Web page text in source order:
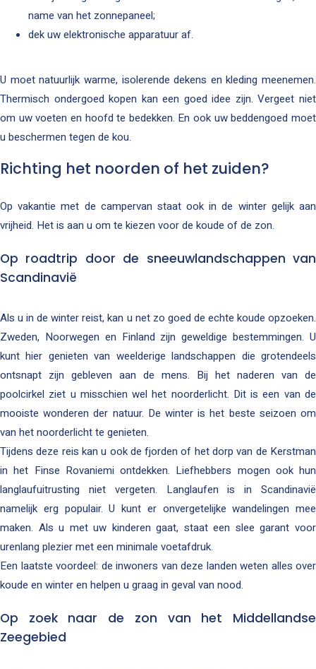
name van het zonnepaneel;
dek uw elektronische apparatuur af.
U moet natuurlijk warme, isolerende dekens en kleding meenemen.
Thermisch ondergoed kopen kan een goed idee zijn. Vergeet niet
om uw voeten en hoofd te bedekken. En ook uw beddengoed moet
u beschermen tegen de kou.
Richting het noorden of het zuiden?
Op vakantie met de campervan staat ook in de winter gelijk aan
vrijheid. Het is aan u om te kiezen voor de koude of de zon.
Op roadtrip door de sneeuwlandschappen van
Scandinavië
Als u in de winter reist, kan u net zo goed de echte koude opzoeken.
Zweden, Noorwegen en Finland zijn geweldige bestemmingen. U
kunt hier genieten van weelderige landschappen die grotendeels
ontsnapt zijn gebleven aan de mens. Bij het naderen van de
poolcirkel ziet u misschien wel het noorderlicht. Dit is een van de
mooiste wonderen der natuur. De winter is het beste seizoen om
van het noorderlicht te genieten.
Tijdens deze reis kan u ook de fjorden of het dorp van de Kerstman
in het Finse Rovaniemi ontdekken. Liefhebbers mogen ook hun
langlaufuitrusting niet vergeten. Langlaufen is in Scandinavië
namelijk erg populair. U kunt er onvergetelijke wandelingen mee
maken. Als u met uw kinderen gaat, staat een slee garant voor
urenlang plezier met een minimale voetafdruk.
Een laatste voordeel: de inwoners van deze landen weten alles over
koude en winter en helpen u graag in geval van nood.
Op zoek naar de zon van het Middellandse
Zeegebied